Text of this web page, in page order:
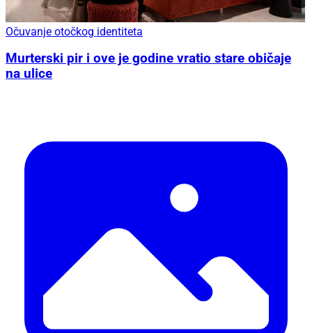
Očuvanje otočkog identiteta
Murterski pir i ove je godine vratio stare običaje
na ulice